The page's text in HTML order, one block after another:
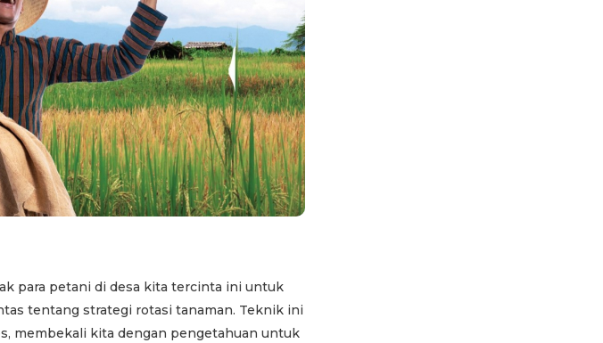
para petani di desa kita tercinta ini untuk
tentang strategi rotasi tanaman. Teknik ini
membekali kita dengan pengetahuan untuk